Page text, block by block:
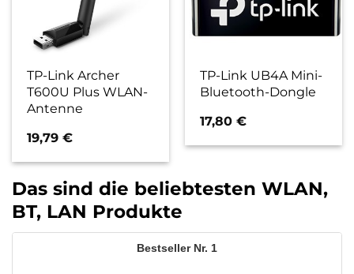
TP-Link Archer
T600U Plus WLAN-
Antenne
19,79€
TP-Link UB4A Mini-
Bluetooth-Dongle
17,80€
Das sind die beliebtesten WLAN,
BT, LAN Produkte
1